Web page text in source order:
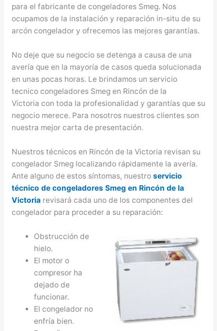
para el fabricante de congeladores Smeg. Nos
ocupamos de la instalación y reparación in-situ de su
arcón congelador y ofrecemos las mejores garantías.
No deje que su negocio se detenga a causa de una
avería que en la mayoría de casos queda solucionada
en unas pocas horas. Le brindamos un servicio
tecnico congeladores Smeg en Rincón de la
Victoria con toda la profesionalidad y garantías que su
negocio merece. Para nosotros nuestros clientes son
nuestra mejor carta de presentación.
Nuestros técnicos en Rincón de la Victoria revisan su
congelador Smeg localizando rápidamente la avería.
Ante alguno de estos síntomas, nuestro servicio
técnico de congeladores Smeg en Rincón de la
Victoriarevisará cada uno de los componentes del
congelador para proceder a su reparación:
Obstrucción de
hielo.
El motor o
compresor ha
dejado de
funcionar.
El congelador no
enfría bien.